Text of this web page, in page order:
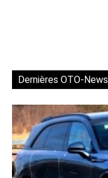
Dernières OTO-News